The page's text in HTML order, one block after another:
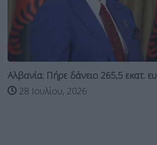
Αλβανία: Πήρε δάνειο 265,5 εκατ.
28 Ιουλίου, 2026